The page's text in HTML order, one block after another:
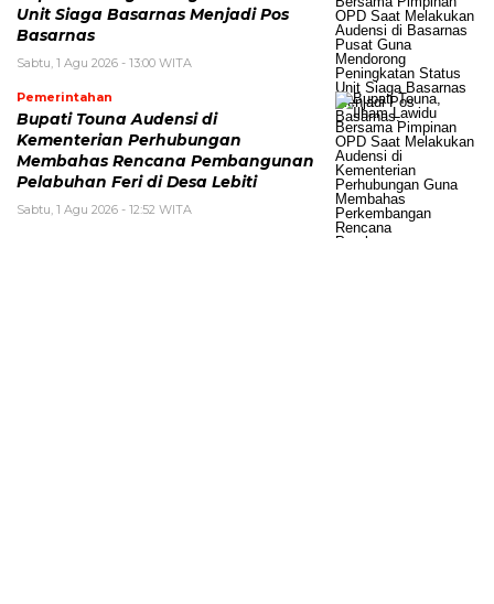
Unit Siaga Basarnas Menjadi Pos
Basarnas
Sabtu, 1 Agu 2026 - 13:00 WITA
Pemerintahan
Bupati Touna Audensi di
Kementerian Perhubungan
Membahas Rencana Pembangunan
Pelabuhan Feri di Desa Lebiti
Sabtu, 1 Agu 2026 - 12:52 WITA